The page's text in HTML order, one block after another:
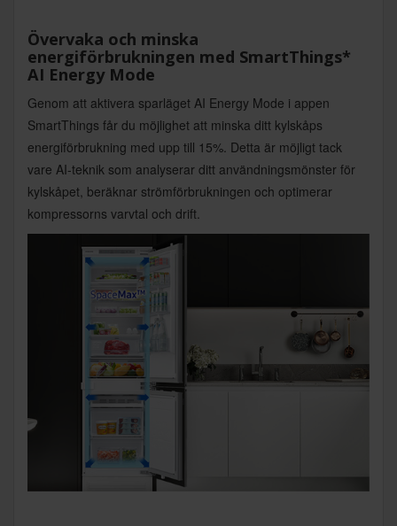
Övervaka och minska
energiförbrukningen med SmartThings*
AI Energy Mode
Genom att aktivera sparläget AI Energy Mode i appen
SmartThings får du möjlighet att minska ditt kylskåps
energiförbrukning med upp till 15%. Detta är möjligt tack
vare AI-teknik som analyserar ditt användningsmönster för
kylskåpet, beräknar strömförbrukningen och optimerar
kompressorns varvtal och drift.